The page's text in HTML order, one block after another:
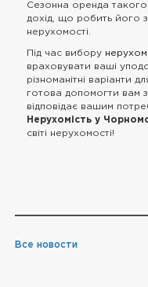
Сезонна оренда
дохід, що робить його
нерухомості.
Під час вибору
враховувати ваші
різноманітні варіанти
готова допомогти вам
відповідає вашим
Нерухомість у
світі нерухомості!
Все новости